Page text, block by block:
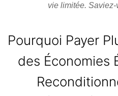
vie limitée.
Pourquoi Payer
des Économies